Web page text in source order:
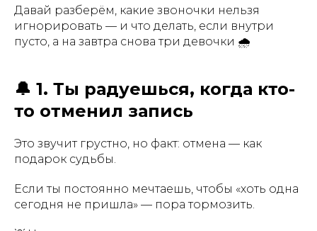
Давай разберём, какие звоночки нельзя
игнорировать — и что делать, если внутри
пусто, а на завтра снова три девочки 🌧
🔔 1. Ты радуешься, когда кто-
то отменил запись
Это звучит грустно, но факт: отмена — как
подарок судьбы.
Если ты постоянно мечтаешь, чтобы «хоть одна
сегодня не пришла» — пора тормозить.